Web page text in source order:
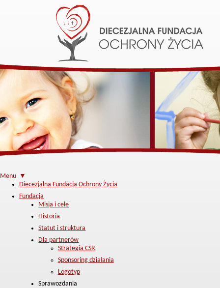
Menu ▼
Diecezjalna Fundacja Ochrony Życia
Fundacja
Misja i cele
Historia
Statut i struktura
Dla partnerów
Strategia CSR
Sponsoring działania
Logotyp
Sprawozdania